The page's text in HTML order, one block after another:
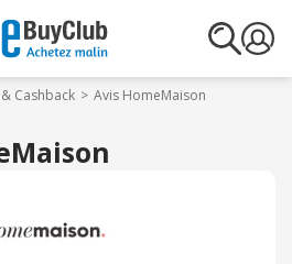
Cashback Avis HomeMaison